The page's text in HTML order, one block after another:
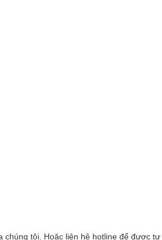
tôi. Hoặc liên hệ hotline để được